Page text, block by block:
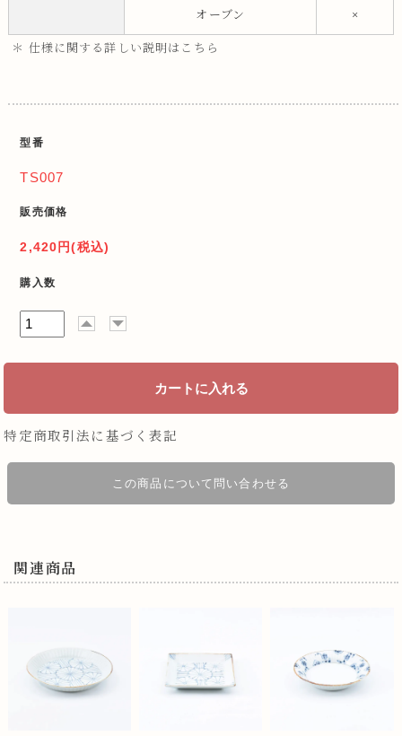
オーブン ×
＊ 仕様に関する詳しい説明はこちら
型番
TS007
販売価格
2,420円(税込)
購入数
特定商取引法に基づく表記
この商品について問い合わせる
関連商品